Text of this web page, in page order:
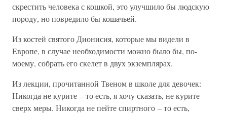
скрестить человека с кошкой, это улучшило бы людскую
породу, но повредило бы кошачьей.
Из костей святого Дионисия, которые мы видели в
Европе, в случае необходимости можно было бы, по-
моему, собрать его скелет в двух экземплярах.
Из лекции, прочитанной Твеном в школе для девочек:
Никогда не курите – то есть, я хочу сказать, не курите
сверх меры. Никогда не пейте спиртного – то есть,